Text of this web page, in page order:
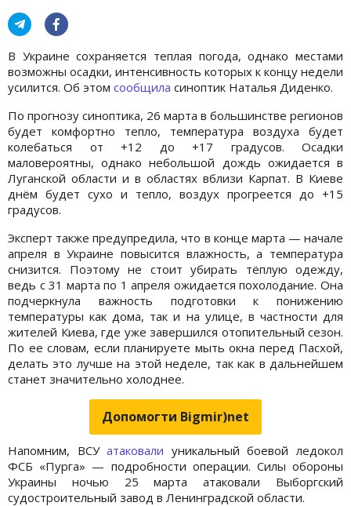
В Украине сохраняется теплая погода, однако местами
возможны осадки, интенсивность которых к концу недели
усилится. Об этом сообщила синоптик Наталья Диденко.
По прогнозу синоптика, 26 марта в большинстве регионов
будет комфортно тепло, температура воздуха будет
колебаться от +12 до +17 градусов. Осадки
маловероятны, однако небольшой дождь ожидается в
Луганской области и в областях вблизи Карпат. В Киеве
днём будет сухо и тепло, воздух прогреется до +15
градусов.
Эксперт также предупредила, что в конце марта — начале
апреля в Украине повысится влажность, а температура
снизится. Поэтому не стоит убирать тёплую одежду,
ведь с 31 марта по 1 апреля ожидается похолодание. Она
подчеркнула важность подготовки к понижению
температуры как дома, так и на улице, в частности для
жителей Киева, где уже завершился отопительный сезон.
По ее словам, если планируете мыть окна перед Пасхой,
делать это лучше на этой неделе, так как в дальнейшем
станет значительно холоднее.
Допомогти Bigmir)net
Напомним, ВСУатаковали уникальный боевой ледокол
ФСБ «Пурга» — подробности операции. Силы обороны
Украины ночью 25 марта атаковали Выборгский
судостроительный завод в Ленинградской области.